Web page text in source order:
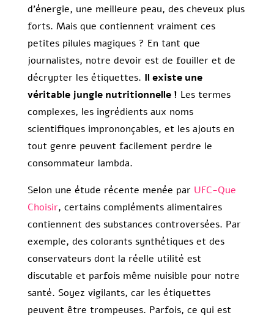
d’énergie, une meilleure peau, des cheveux plus
forts. Mais que contiennent vraiment ces
petites pilules magiques ? En tant que
journalistes, notre devoir est de fouiller et de
décrypter les étiquettes. Il existe une
véritable jungle nutritionnelle ! Les termes
complexes, les ingrédients aux noms
scientifiques imprononçables, et les ajouts en
tout genre peuvent facilement perdre le
consommateur lambda.
Selon une étude récente menée par UFC-Que
Choisir, certains compléments alimentaires
contiennent des substances controversées. Par
exemple, des colorants synthétiques et des
conservateurs dont la réelle utilité est
discutable et parfois même nuisible pour notre
santé. Soyez vigilants, car les étiquettes
peuvent être trompeuses. Parfois, ce qui est